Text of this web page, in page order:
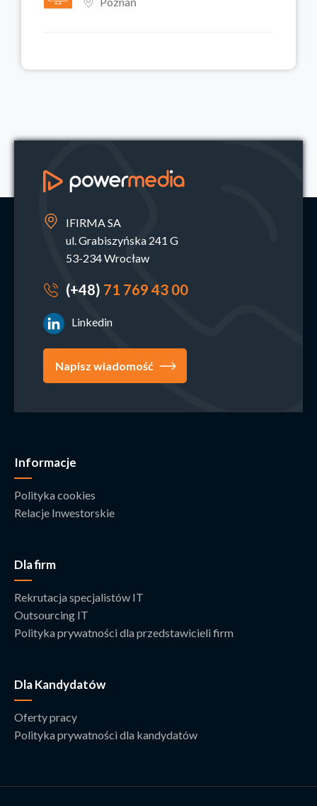
IFIRMA SA
ul. Grabiszyńska 241 G
53-234 Wrocław
(+48) 71 769 43 00
Linkedin
Napisz wiadomość
Informacje
Polityka cookies
Relacje Inwestorskie
Dla firm
Rekrutacja specjalistów IT
Outsourcing IT
Polityka prywatności dla przedstawicieli firm
Dla Kandydatów
Oferty pracy
Polityka prywatności dla kandydatów